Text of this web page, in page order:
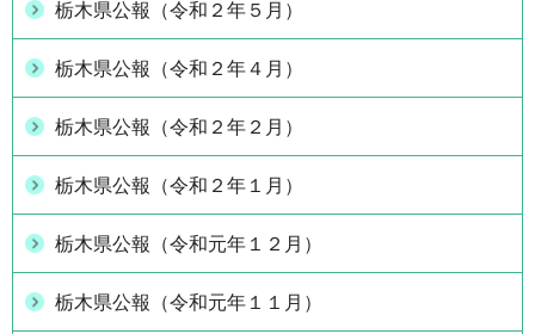
栃木県公報（令和２年５月）
栃木県公報（令和２年４月）
栃木県公報（令和２年２月）
栃木県公報（令和２年１月）
栃木県公報（令和元年１２月）
栃木県公報（令和元年１１月）